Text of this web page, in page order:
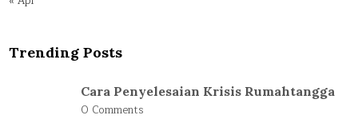
Trending Posts
Cara Penyelesaian Krisis Rumahtangga
0 Comments